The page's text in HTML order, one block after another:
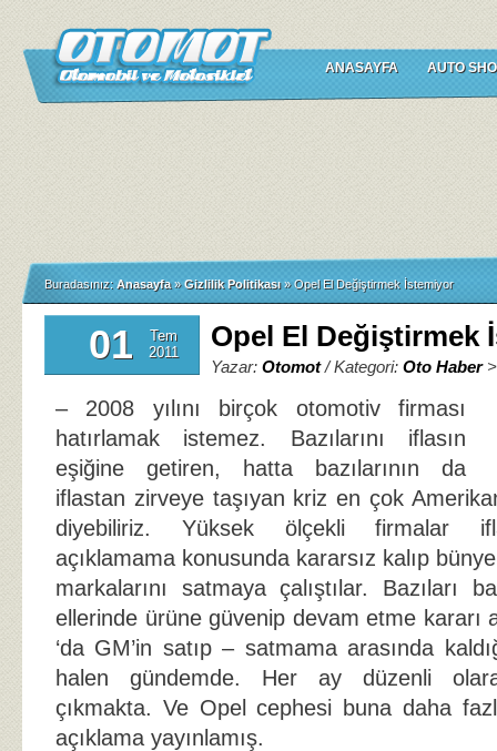
ANASAYFA AUTO
Buradasınız: Anasayfa » Gizlilik Politikası » Opel El Değiştirmek İstemiyor
01
Tem
2011
Opel El Değiştirmek
Yazar: Otomot/ Kategori: Oto Haber
– 2008 yılını birçok otomotiv firması
hatırlamak istemez. Bazılarını iflasın
eşiğine getiren, hatta bazılarının da
iflastan zirveye taşıyan kriz en çok
diyebiliriz. Yüksek ölçekli firmalar
açıklamama konusunda kararsız kalıp
markalarını satmaya çalıştılar. Bazıları
ellerinde ürüne güvenip devam etme kararı
‘da GM’in satıp – satmama arasında
halen gündemde. Her ay düzenli
çıkmakta. Ve Opel cephesi buna daha
açıklama yayınlamış.